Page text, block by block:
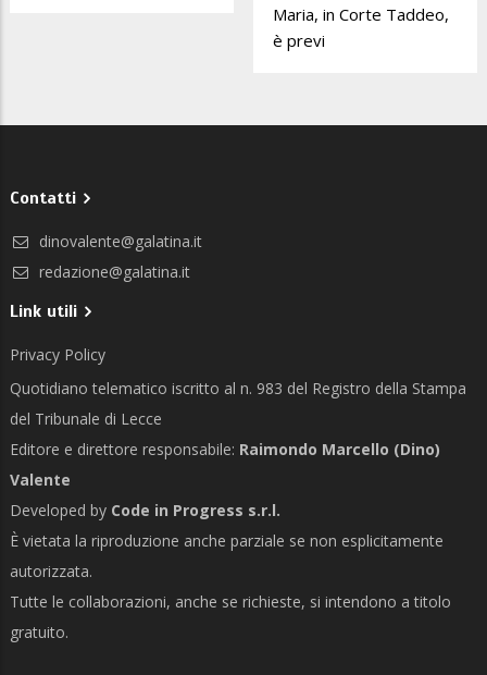
Maria, in Corte Taddeo,
è previ
Contatti
dinovalente@galatina.it
redazione@galatina.it
Link utili
Privacy Policy
Quotidiano telematico iscritto al n. 983 del Registro della Stampa
del Tribunale di Lecce
Editore e direttore responsabile: Raimondo Marcello (Dino)
Valente
Developed by Code in Progress s.r.l.
È vietata la riproduzione anche parziale se non esplicitamente
autorizzata.
Tutte le collaborazioni, anche se richieste, si intendono a titolo
gratuito.